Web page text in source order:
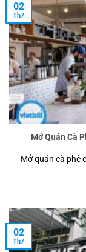
Mở Quán Cà
Mở quán cà phê
02
Th7
02
Th7